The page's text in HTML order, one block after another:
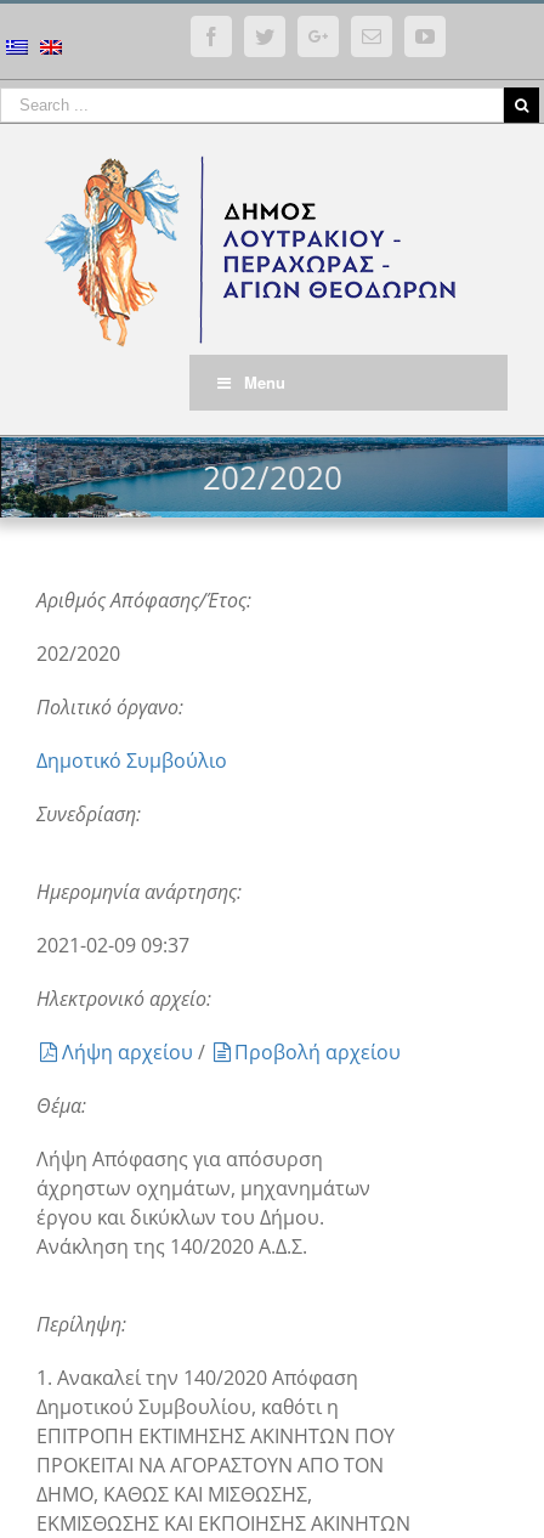
FacebookTwitterGoogle+Email YouTube
Menu
202/2020
Αριθμός Απόφασης/Έτος:
202/2020
Πολιτικό όργανο:
Δημοτικό Συμβούλιο
Συνεδρίαση:
Ημερομηνία ανάρτησης:
2021-02-09 09:37
Ηλεκτρονικό αρχείο:
Λήψη αρχείου /
Προβολή αρχείου
Θέμα:
Λήψη Απόφασης για απόσυρση
άχρηστων οχημάτων, μηχανημάτων
έργου και δικύκλων του Δήμου.
Ανάκληση της 140/2020 Α.Δ.Σ.
Περίληψη:
1. Ανακαλεί την 140/2020 Απόφαση
Δημοτικού Συμβουλίου, καθότι η
ΕΠΙΤΡΟΠΗ ΕΚΤΙΜΗΣΗΣ ΑΚΙΝΗΤΩΝ ΠΟΥ
ΠΡΟΚΕΙΤΑΙ ΝΑ ΑΓΟΡΑΣΤΟΥΝ ΑΠΟ ΤΟΝ
ΔΗΜΟ, ΚΑΘΩΣ ΚΑΙ ΜΙΣΘΩΣΗΣ,
ΕΚΜΙΣΘΩΣΗΣ ΚΑΙ ΕΚΠΟΙΗΣΗΣ ΑΚΙΝΗΤΩΝ